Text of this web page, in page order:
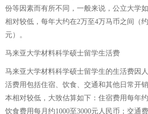
份等因素而有所不同，一般来说，公立大学
相对较低，每年大约在2万至4万马币之间（
元）。
马来亚大学材料科学硕士留学生活费
马来亚大学材料科学硕士留学生的生活费因
活费用包括住宿、饮食、交通和其他日常开
本相对较低，大致估算如下：住宿费用每年约
饮食费用每月约1000至3000元人民币；交通